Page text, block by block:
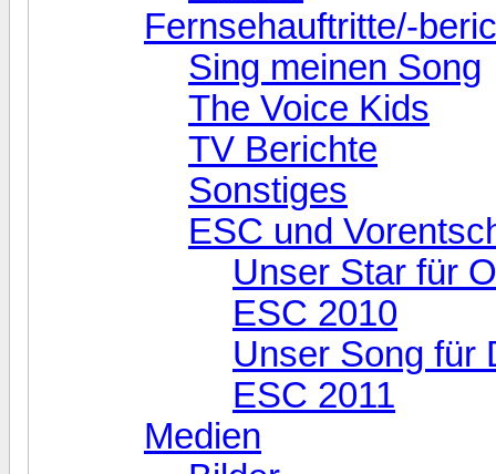
Fernsehauftritte/-
Sing meinen Song
The Voice Kids
TV Berichte
Sonstiges
ESC und
Unser Star für
ESC 2010
Unser Song für
ESC 2011
Medien